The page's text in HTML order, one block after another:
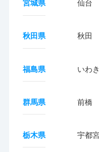
宮城県 仙台
秋田県 秋田
福島県 いわき
群馬県 前橋
栃木県 宇都宮